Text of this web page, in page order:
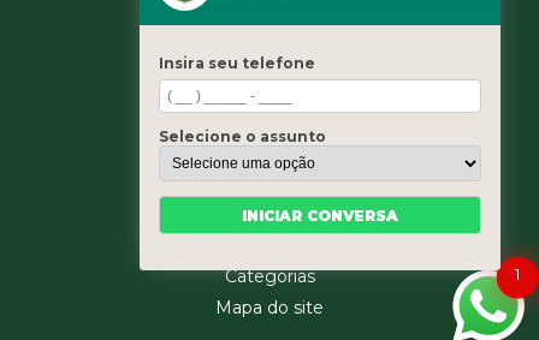
contato@leaoservicos.com.br
Home
Quem somos
Serviços
Blog
Categorias
Mapa do site
1
Insira seu telefone
Selecione o assunto
INICIAR CONVERSA